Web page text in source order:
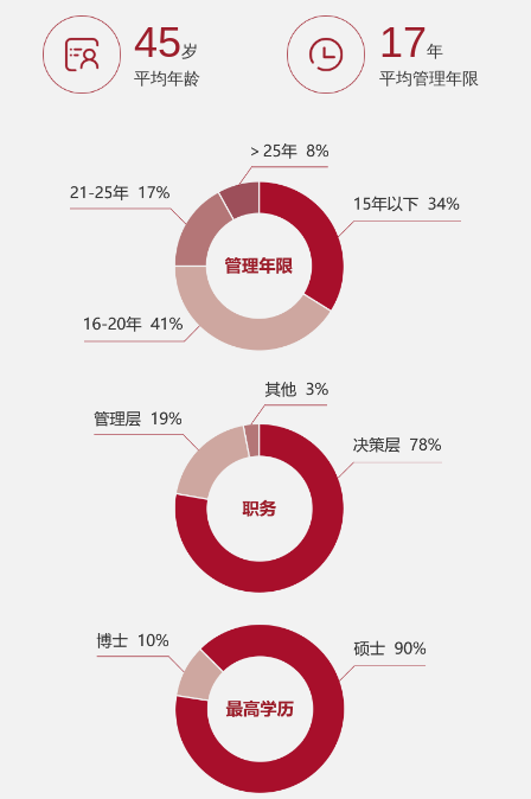
45岁
平均年龄
17年
平均管理年限
SAIF金融E沙龙-全球资产配置时代
下的中国资管行业未来之路 - 深圳
2017 SAIF金融EMBA/EE/DBA 五
月课程宣讲会—5月10日/上海
SAIF金融E沙龙：中资企业境外债
券投融资高峰论坛/5.10 上海
SAIF金融EMBA/EE/DBA公开课
“波动与前行-2017年全球经济金融
及中国资本市场动向展望”
2017 SAIF金融EMBA/EE/DBA 四
SAIF金融E沙龙-家族办公室的“大时
SAIF金融E沙龙|“全球化视野下的经
济前景与新一年资产配置展望”